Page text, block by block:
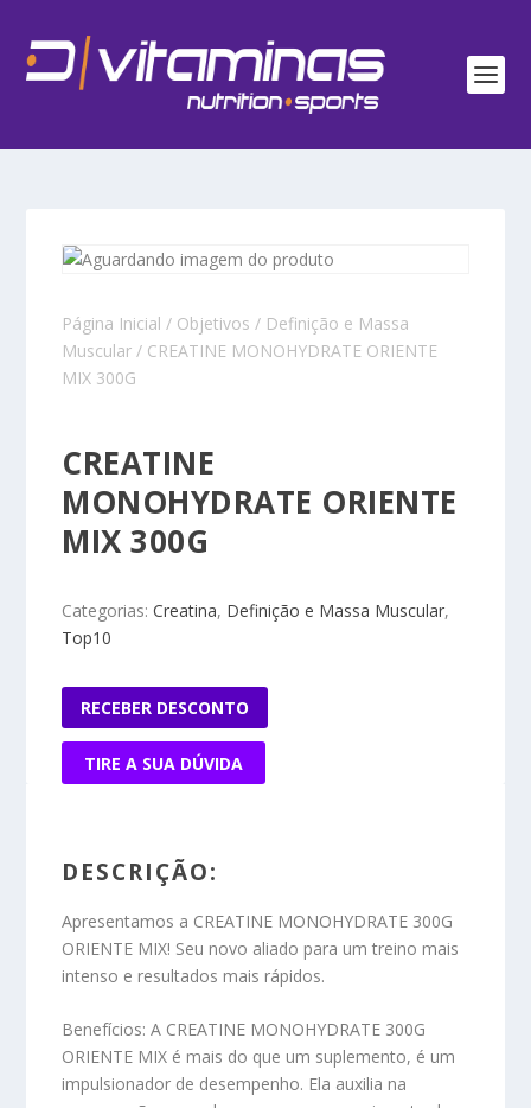
Página Inicial / Objetivos / Definição e Massa
Muscular / CREATINE MONOHYDRATE ORIENTE
MIX 300G
CREATINE
MONOHYDRATE ORIENTE
MIX 300G
Categorias:Creatina, Definição e Massa Muscular,
Top10
RECEBER DESCONTO
TIRE A SUA DÚVIDA
DESCRIÇÃO:
Apresentamos a CREATINE MONOHYDRATE 300G
ORIENTE MIX! Seu novo aliado para um treino mais
intenso e resultados mais rápidos.
Benefícios: A CREATINE MONOHYDRATE 300G
ORIENTE MIX é mais do que um suplemento, é um
impulsionador de desempenho. Ela auxilia na